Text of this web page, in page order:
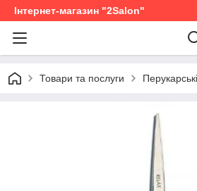
Інтернет-магазин "2Salon"
Товари та послуги